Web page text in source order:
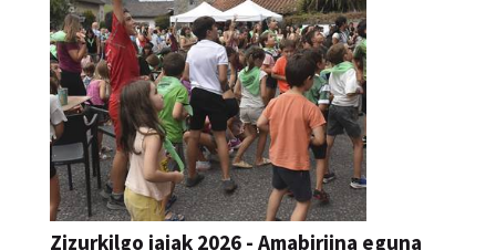
Zizurkilgo jaiak 2026 - Amabirjina eguna